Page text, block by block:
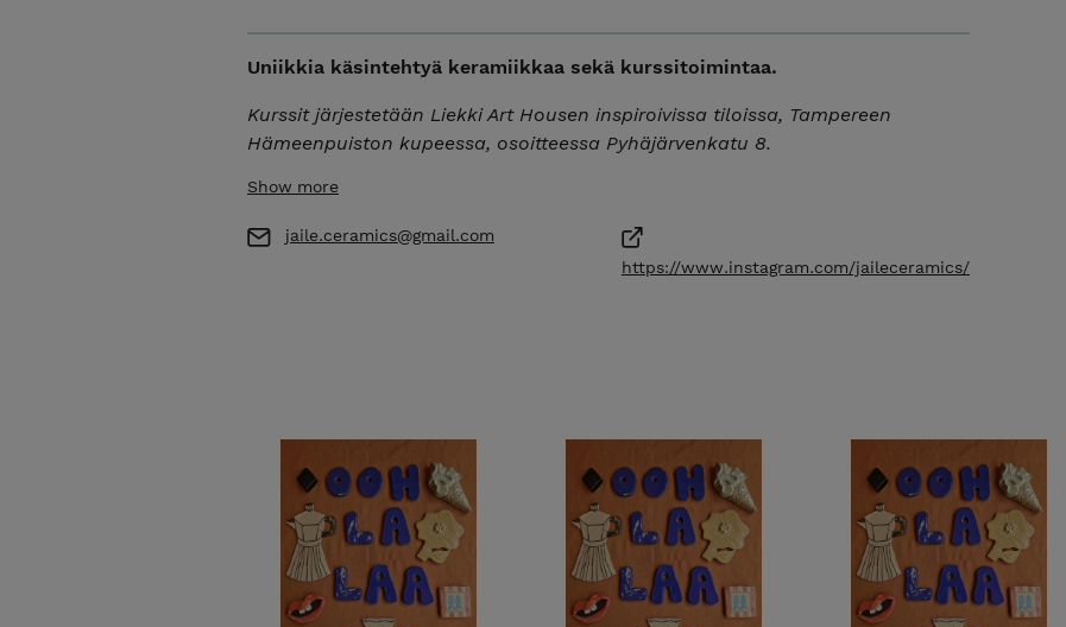
Uniikkia käsintehtyä keramiikkaa sekä kurssitoimintaa.
Kurssit järjestetään Liekki Art Housen inspiroivissa tiloissa, Tampereen
Hämeenpuiston kupeessa, osoitteessa Pyhäjärvenkatu 8.
Show more
jaile.ceramics@gmail.com
https://www.instagram.com/jaileceramics/